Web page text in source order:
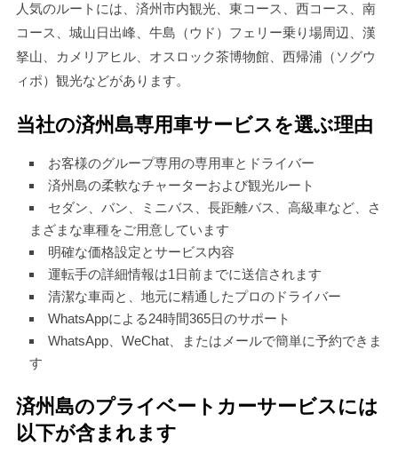
人気のルートには、済州市内観光、東コース、西コース、南
コース、城山日出峰、牛島（ウド）フェリー乗り場周辺、漢
拏山、カメリアヒル、オスロック茶博物館、西帰浦（ソグウ
ィポ）観光などがあります。
当社の済州島専用車サービスを選ぶ理由
お客様のグループ専用の専用車とドライバー
済州島の柔軟なチャーターおよび観光ルート
セダン、バン、ミニバス、長距離バス、高級車など、さ
まざまな車種をご用意しています
明確な価格設定とサービス内容
運転手の詳細情報は1日前までに送信されます
清潔な車両と、地元に精通したプロのドライバー
WhatsAppによる24時間365日のサポート
WhatsApp、WeChat、またはメールで簡単に予約できま
す
済州島のプライベートカーサービスには
以下が含まれます